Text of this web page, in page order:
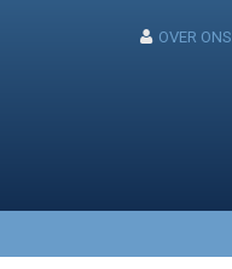
OVER ONS